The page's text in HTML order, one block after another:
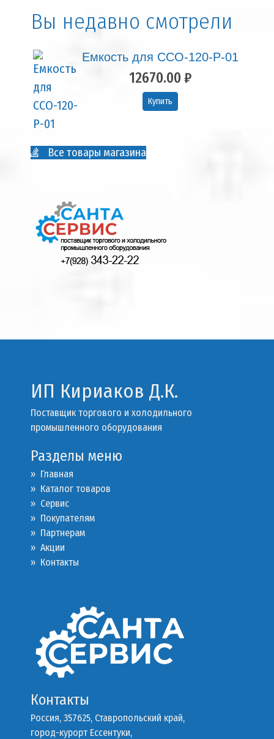
Вы недавно смотрели
Емкость для ССО-120-Р-01
12670.00 ₽
Купить
Все товары магазина
ИП Кириаков Д.К.
Поставщик торгового и холодильного
промышленного оборудования
Разделы меню
» Главная
» Каталог товаров
» Сервис
» Покупателям
» Партнерам
» Акции
» Контакты
Контакты
Россия, 357625, Ставропольский край,
город-курорт Ессентуки,